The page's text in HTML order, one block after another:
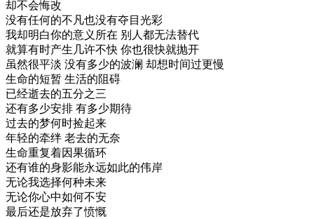
却不会悔改
没有任何的不凡也没有夺目光彩
我却明白你的意义所在 别人都无法替代
就算有时产生几许不快 你也很快就抛开
虽然很平淡 没有多少的波澜 却想时间过更慢
生命的短暂 生活的阻碍
已经逝去的五分之三
还有多少安排 有多少期待
过去的梦何时捡起来
年轻的牵绊 老去的无奈
生命重复着因果循环
还有谁的身影能永远如此的伟岸
无论我选择何种未来
无论你心中如何不安
最后还是放弃了愤慨